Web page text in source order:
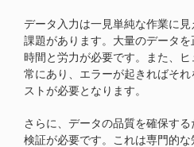
データ入力は一見単純な作業に
課題があります。大量のデータを
時間と労力が必要です。また、
常にあり、エラーが起きればそ
ストが必要となります。
さらに、データの品質を確保す
検証が必要です。これは専門的